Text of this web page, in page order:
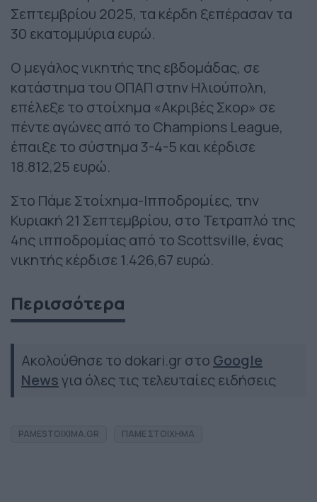
Σεπτεμβρίου 2025, τα κέρδη ξεπέρασαν τα
30 εκατομμύρια ευρώ.
Ο μεγάλος νικητής της εβδομάδας, σε
κατάστημα του ΟΠΑΠ στην Ηλιούπολη,
επέλεξε το στοίχημα «Ακριβές Σκορ» σε
πέντε αγώνες από το Champions League,
έπαιξε το σύστημα 3-4-5 και κέρδισε
18.812,25 ευρώ.
Στο Πάμε Στοίχημα-Ιπποδρομίες, την
Κυριακή 21 Σεπτεμβρίου, στο Τετραπλό της
4ης ιπποδρομίας από το Scottsville, ένας
νικητής κέρδισε 1.426,67 ευρώ.
Περισσότερα
Ακολούθησε το dokari.gr στο Google
Newsγια όλες τις τελευταίες ειδήσεις
PAMESTOIXIMA.GR ΠΑΜΕ ΣΤΟΙΧΗΜΑ